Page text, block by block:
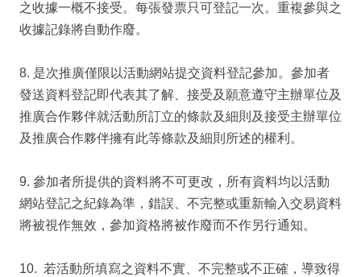
之收據一概不接受。每張發票只可登記一次。重複參與之
收據記錄將自動作廢。
8. 是次推廣僅限以活動網站提交資料登記參加。參加者
發送資料登記即代表其了解、接受及願意遵守主辦單位及
推廣合作夥伴就活動所訂立的條款及細則及接受主辦單位
及推廣合作夥伴擁有此等條款及細則所述的權利。
9. 參加者所提供的資料將不可更改，所有資料均以活動
網站登記之紀錄為準，錯誤、不完整或重新輸入交易資料
將被視作無效，參加資格將被作廢而不作另行通知。
10. 若活動所填寫之資料不實、不完整或不正確，導致得